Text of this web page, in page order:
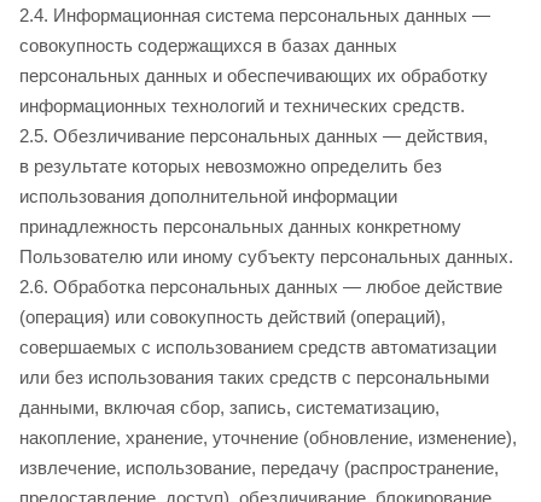
2.4. Информационная система персональных данных —
совокупность содержащихся в базах данных
персональных данных и обеспечивающих их обработку
информационных технологий и технических средств.
2.5. Обезличивание персональных данных — действия,
в результате которых невозможно определить без
использования дополнительной информации
принадлежность персональных данных конкретному
Пользователю или иному субъекту персональных данных.
2.6. Обработка персональных данных — любое действие
(операция) или совокупность действий (операций),
совершаемых с использованием средств автоматизации
или без использования таких средств с персональными
данными, включая сбор, запись, систематизацию,
накопление, хранение, уточнение (обновление, изменение),
извлечение, использование, передачу (распространение,
предоставление, доступ), обезличивание, блокирование,